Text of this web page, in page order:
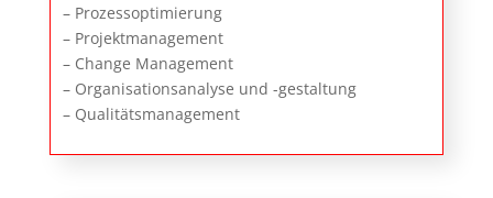
– Prozessoptimierung
– Projektmanagement
– Change Management
– Organisationsanalyse und -gestaltung
– Qualitätsmanagement